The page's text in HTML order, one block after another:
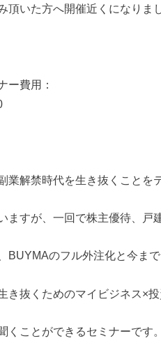
頂いた方へ開催近くになりま
ー費用：
業解禁時代を生き抜くことを
ますが、一回で株主優待、戸
BUYMAのフル外注化と今ま
き抜くためのマイビジネス×投
くことができるセミナーです。